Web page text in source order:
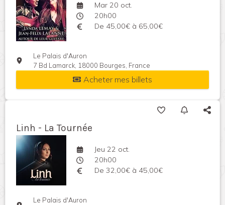
Mar 20 oct.
20h00
De 45,00€ à 65,00€
Le Palais d'Auron
7 Bd Lamarck, 18000 Bourges, France
Acheter mes billets
Linh - La Tournée
Jeu 22 oct.
20h00
De 32,00€ à 45,00€
Le Palais d'Auron